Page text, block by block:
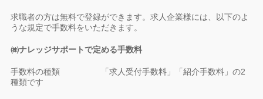
求職者の方は無料で登録ができます。求人企業様には、以下のよ
うな規定で手数料をいただきます。
㈱ナレッジサポートで定める手数料
手数料の種類 「求人受付手数料」「紹介手数料」の2
種類です